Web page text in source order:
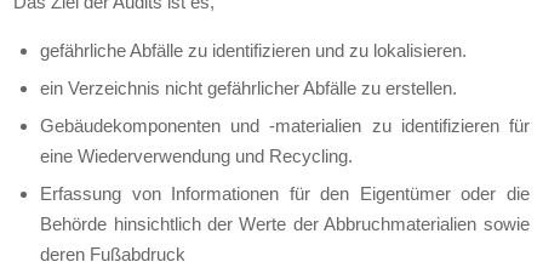
gefährliche Abfälle zu identifizieren und zu lokalisieren.
ein Verzeichnis nicht gefährlicher Abfälle zu erstellen.
Gebäudekomponenten und -materialien zu identifizieren für
eine Wiederverwendung und Recycling.
Erfassung von Informationen für den Eigentümer oder die
Behörde hinsichtlich der Werte der Abbruchmaterialien sowie
deren Fußabdruck